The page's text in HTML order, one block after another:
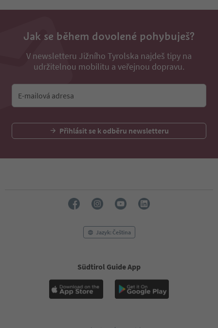
Jak se během dovolené pohybuješ?
V newsletteru Jižního Tyrolska najdeš tipy na
udržitelnou mobilitu a veřejnou dopravu.
E-mailová adresa
Přihlásit se k odběru newsletteru
Jazyk: Čeština
Südtirol Guide App